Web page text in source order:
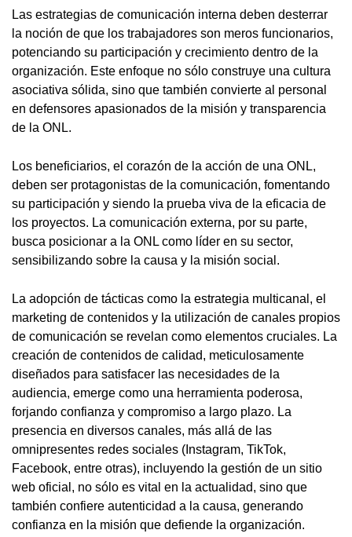
Las estrategias de comunicación interna deben desterrar
la noción de que los trabajadores son meros funcionarios,
potenciando su participación y crecimiento dentro de la
organización. Este enfoque no sólo construye una cultura
asociativa sólida, sino que también convierte al personal
en defensores apasionados de la misión y transparencia
de la ONL.
Los beneficiarios, el corazón de la acción de una ONL,
deben ser protagonistas de la comunicación, fomentando
su participación y siendo la prueba viva de la eficacia de
los proyectos. La comunicación externa, por su parte,
busca posicionar a la ONL como líder en su sector,
sensibilizando sobre la causa y la misión social.
La adopción de tácticas como la estrategia multicanal, el
marketing de contenidos y la utilización de canales propios
de comunicación se revelan como elementos cruciales. La
creación de contenidos de calidad, meticulosamente
diseñados para satisfacer las necesidades de la
audiencia, emerge como una herramienta poderosa,
forjando confianza y compromiso a largo plazo. La
presencia en diversos canales, más allá de las
omnipresentes redes sociales (Instagram, TikTok,
Facebook, entre otras), incluyendo la gestión de un sitio
web oficial, no sólo es vital en la actualidad, sino que
también confiere autenticidad a la causa, generando
confianza en la misión que defiende la organización.